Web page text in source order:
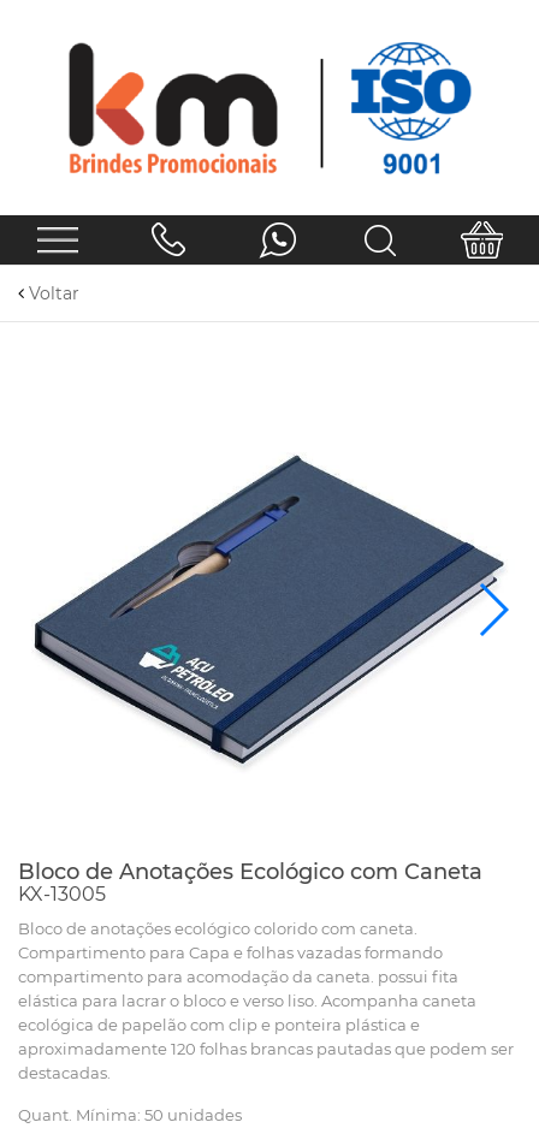
Voltar
Bloco de Anotações Ecológico com Caneta
KX-13005
Bloco de anotações ecológico colorido com caneta.
Compartimento para Capa e folhas vazadas formando
compartimento para acomodação da caneta. possui fita
elástica para lacrar o bloco e verso liso. Acompanha caneta
ecológica de papelão com clip e ponteira plástica e
aproximadamente 120 folhas brancas pautadas que podem ser
destacadas.
Quant. Mínima: 50 unidades